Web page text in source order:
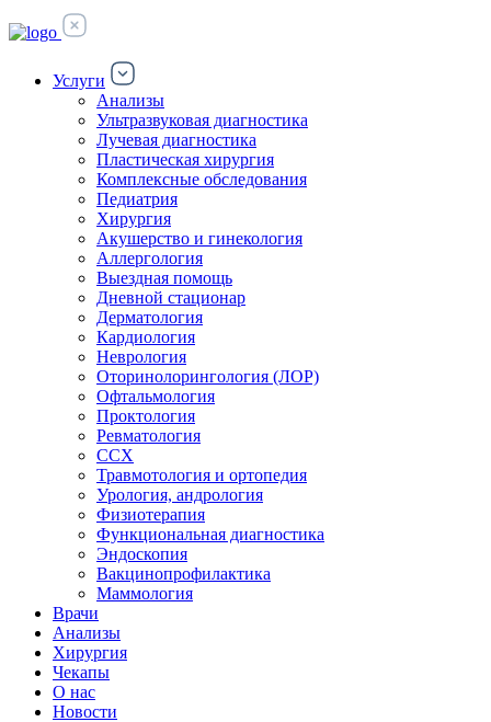
Услуги
Анализы
Ультразвуковая диагностика
Лучевая диагностика
Пластическая хирургия
Комплексные обследования
Педиатрия
Хирургия
Акушерство и гинекология
Аллергология
Выездная помощь
Дневной стационар
Дерматология
Кардиология
Неврология
Оторинолорингология (ЛОР)
Офтальмология
Проктология
Ревматология
ССХ
Травмотология и ортопедия
Урология, андрология
Физиотерапия
Функциональная диагностика
Эндоскопия
Вакцинопрофилактика
Маммология
Врачи
Анализы
Хирургия
Чекапы
О нас
Новости